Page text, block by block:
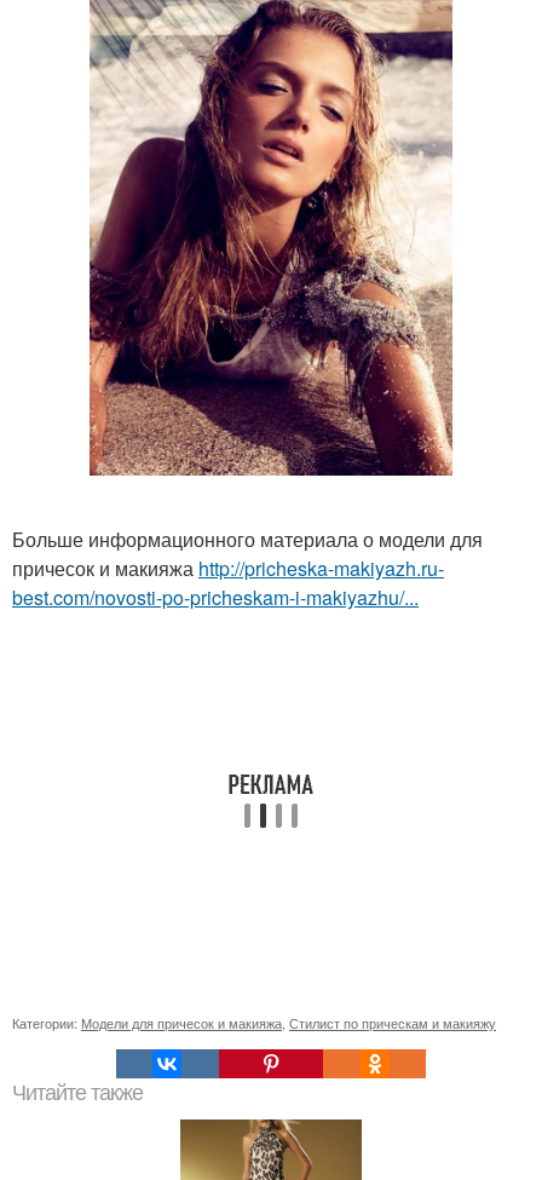
Больше информационного материала о модели для
причесок и макияжа http://pricheska-makiyazh.ru-
best.com/novosti-po-pricheskam-i-makiyazhu/...
Категории: Модели для причесок и макияжа Стилист по прическам и макияжу
Читайте также